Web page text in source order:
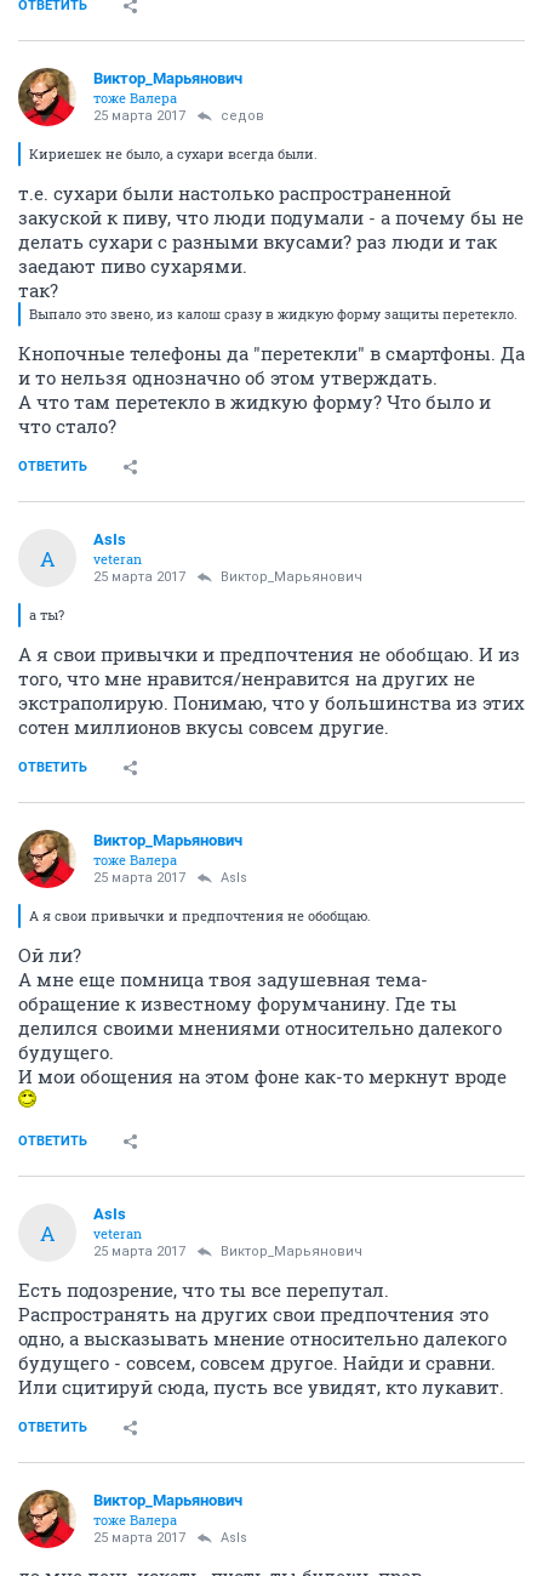
ОТВЕТИТЬ
Виктор_Марьянович
тоже Валера
25 марта 2017 седов
Кириешек не было, а сухари всегда были.
т.е. сухари были настолько распространенной
закуской к пиву, что люди подумали - а почему бы не
делать сухари с разными вкусами? раз люди и так
заедают пиво сухарями.
так?
Выпало это звено, из калош сразу в жидкую форму защиты перетекло.
Кнопочные телефоны да "перетекли" в смартфоны. Да
и то нельзя однозначно об этом утверждать.
А что там перетекло в жидкую форму? Что было и
что стало?
ОТВЕТИТЬ
A
AsIs
veteran
25 марта 2017 Виктор_Марьянович
а ты?
А я свои привычки и предпочтения не обобщаю. И из
того, что мне нравится/ненравится на других не
экстраполирую. Понимаю, что у большинства из этих
сотен миллионов вкусы совсем другие.
ОТВЕТИТЬ
Виктор_Марьянович
тоже Валера
25 марта 2017 AsIs
А я свои привычки и предпочтения не обобщаю.
Ой ли?
А мне еще помница твоя задушевная тема-
обращение к известному форумчанину. Где ты
делился своими мнениями относительно далекого
будущего.
И мои обощения на этом фоне как-то меркнут вроде
ОТВЕТИТЬ
A
AsIs
veteran
25 марта 2017 Виктор_Марьянович
Есть подозрение, что ты все перепутал.
Распространять на других свои предпочтения это
одно, а высказывать мнение относительно далекого
будущего - совсем, совсем другое. Найди и сравни.
Или сцитируй сюда, пусть все увидят, кто лукавит.
ОТВЕТИТЬ
Виктор_Марьянович
тоже Валера
25 марта 2017 AsIs